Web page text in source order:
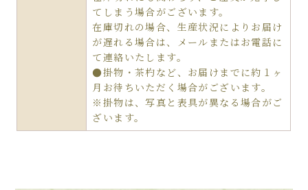
てしまう場合がございます。
在庫切れの場合、生産状況によりお届け
が遅れる場合は、メールまたはお電話に
て連絡いたします。
●掛物・茶杓など、お届けまでに約１ヶ
月お待ちいただく場合がございます。
※掛物は、写真と表具が異なる場合がご
ざいます。